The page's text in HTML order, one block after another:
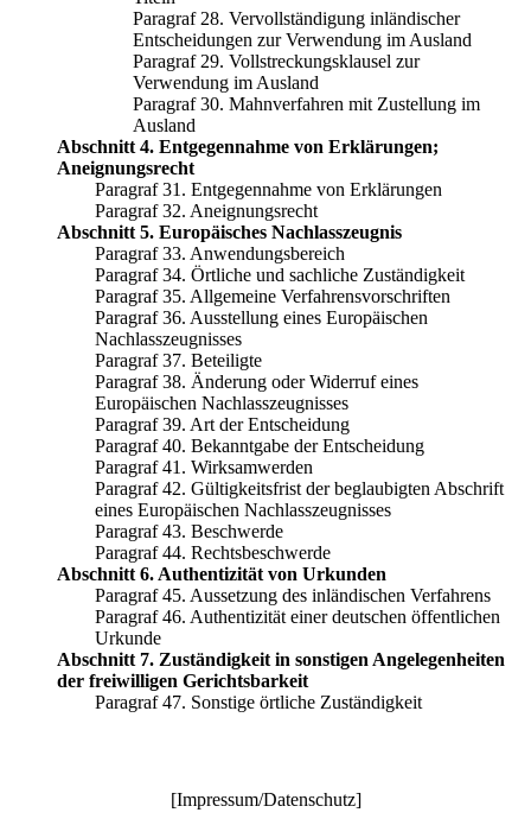
Paragraf 28. Vervollständigung inländischer
Entscheidungen zur Verwendung im Ausland
Paragraf 29. Vollstreckungsklausel zur
Verwendung im Ausland
Paragraf 30. Mahnverfahren mit Zustellung im
Ausland
Abschnitt 4. Entgegennahme von Erklärungen;
Aneignungsrecht
Paragraf 31. Entgegennahme von Erklärungen
Paragraf 32. Aneignungsrecht
Abschnitt 5. Europäisches Nachlasszeugnis
Paragraf 33. Anwendungsbereich
Paragraf 34. Örtliche und sachliche Zuständigkeit
Paragraf 35. Allgemeine Verfahrensvorschriften
Paragraf 36. Ausstellung eines Europäischen
Nachlasszeugnisses
Paragraf 37. Beteiligte
Paragraf 38. Änderung oder Widerruf eines
Europäischen Nachlasszeugnisses
Paragraf 39. Art der Entscheidung
Paragraf 40. Bekanntgabe der Entscheidung
Paragraf 41. Wirksamwerden
Paragraf 42. Gültigkeitsfrist der beglaubigten Abschrift
eines Europäischen Nachlasszeugnisses
Paragraf 43. Beschwerde
Paragraf 44. Rechtsbeschwerde
Abschnitt 6. Authentizität von Urkunden
Paragraf 45. Aussetzung des inländischen Verfahrens
Paragraf 46. Authentizität einer deutschen öffentlichen
Urkunde
Abschnitt 7. Zuständigkeit in sonstigen Angelegenheiten
der freiwilligen Gerichtsbarkeit
Paragraf 47. Sonstige örtliche Zuständigkeit
[Impressum/Datenschutz]